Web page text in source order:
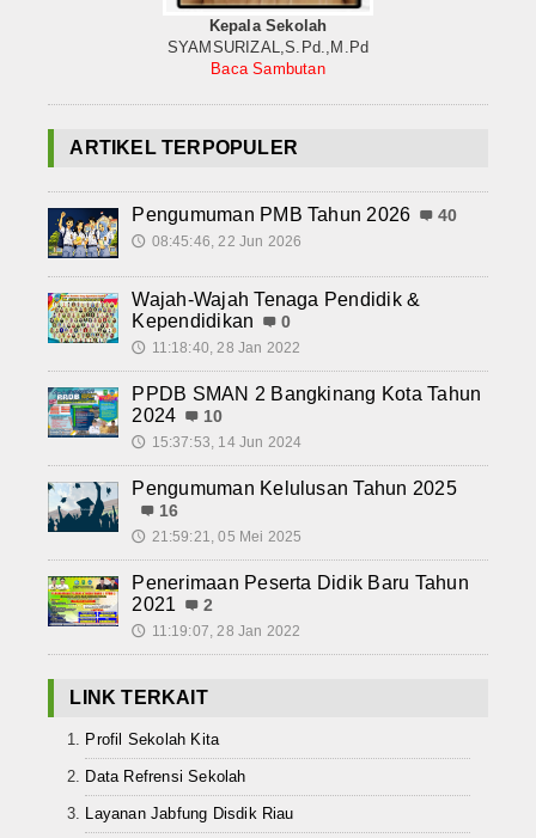
Kepala Sekolah
SYAMSURIZAL,S.Pd.,M.Pd
Baca Sambutan
ARTIKEL TERPOPULER
Pengumuman PMB Tahun 2026 40
🕔 08:45:46, 22 Jun 2026
Wajah-Wajah Tenaga Pendidik &
Kependidikan
0
🕔 11:18:40, 28 Jan 2022
PPDB SMAN 2 Bangkinang Kota Tahun
2024
10
🕔 15:37:53, 14 Jun 2024
Pengumuman Kelulusan Tahun 2025
16
🕔 21:59:21, 05 Mei 2025
Penerimaan Peserta Didik Baru Tahun
2021
2
🕔 11:19:07, 28 Jan 2022
LINK TERKAIT
Profil Sekolah Kita
Data Refrensi Sekolah
Layanan Jabfung Disdik Riau